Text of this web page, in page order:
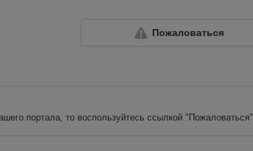
Пожаловаться
портала, то воспользуйтесь ссылкой "Пожаловаться"